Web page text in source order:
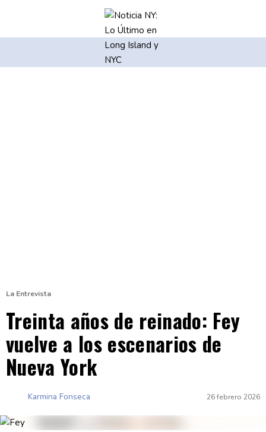
La Entrevista
Treinta años de reinado: Fey
vuelve a los escenarios de
Nueva York
Karmina Fonseca 26 febrero 2026